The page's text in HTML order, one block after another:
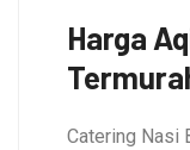
Harga
Catering Nasi